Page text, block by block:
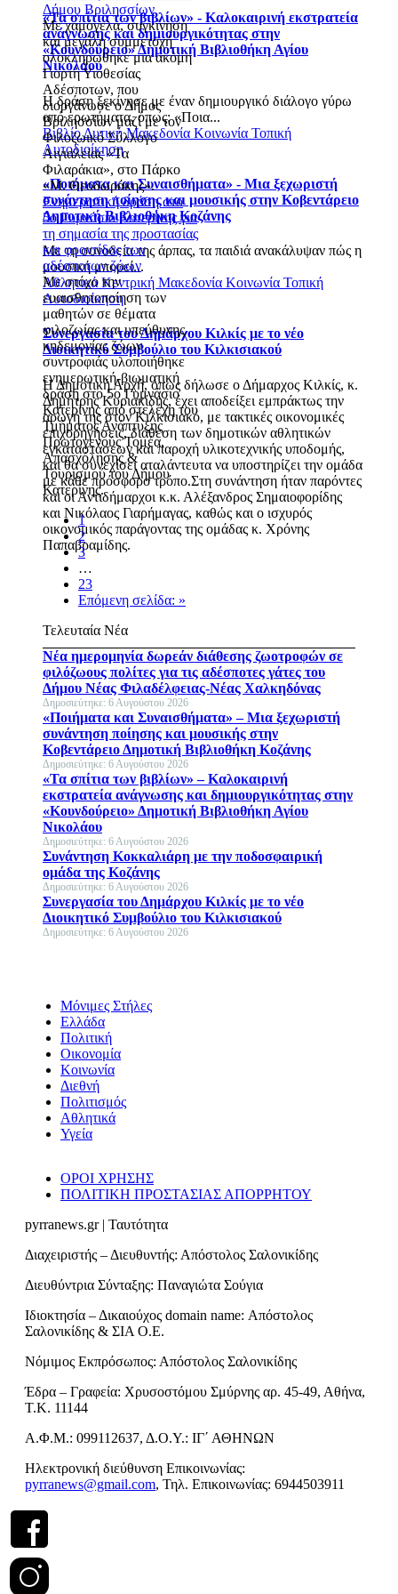
«Τα σπίτια των βιβλίων» - Καλοκαιρινή εκστρατεία
ανάγνωσης και δημιουργικότητας στην
«Κουνδούρειο» Δημοτική Βιβλιοθήκη Αγίου
Νικολάου
Η δράση ξεκίνησε με έναν δημιουργικό διάλογο γύρω
από ερωτήματα, όπως: «Ποια...
ΒιβλίοΔυτική Μακεδονία Κοινωνία Τοπική
Αυτοδιοίκηση
«Ποιήματα και Συναισθήματα» - Μια ξεχωριστή
συνάντηση ποίησης και μουσικής στην Κοβεντάρειο
Δημοτική Βιβλιοθήκη Κοζάνης
Με τη συνοδεία της άρπας, τα παιδιά ανακάλυψαν πώς η
μουσική μπορεί...
ΑθλητικάΚεντρική Μακεδονία Κοινωνία Τοπική
Αυτοδιοίκηση
Συνεργασία του Δημάρχου Κιλκίς με το νέο
Διοικητικό Συμβούλιο του Κιλκισιακού
Η Δημοτική Αρχή, όπως δήλωσε ο Δήμαρχος Κιλκίς, κ.
Δημήτρης Κυριακίδης, έχει αποδείξει εμπράκτως την
αρωγή της στον Κιλκισιακό, με τακτικές οικονομικές
επιχορηγήσεις, διάθεση των δημοτικών αθλητικών
εγκαταστάσεων και παροχή υλικοτεχνικής υποδομής,
και θα συνεχίσει αταλάντευτα να υποστηρίζει την ομάδα
με κάθε πρόσφορο τρόπο.Στη συνάντηση ήταν παρόντες
και οι Αντιδήμαρχοι κ.κ. Αλέξανδρος Σημαιοφορίδης
και Νικόλαος Γιαρήμαγας, καθώς και ο ισχυρός
οικονομικός παράγοντας της ομάδας κ. Χρόνης
Παπαβραμίδης.
Δήμου Βριλησσίων
Με χαμόγελα, συγκίνηση
και μεγάλη συμμετοχή
ολοκληρώθηκε μια ακόμη
Γιορτή Υιοθεσίας
Αδέσποτων, που
διοργάνωσε ο Δήμος
Βριλησσίων μαζί με τον
Φιλοζωικό Σύλλογο
Αιγιαλείας «Τα
Φιλαράκια», στο Πάρκο
«Μ. Θεοδωράκης».
Ενημερωτική δράση στο
5ο Γυμνάσιο Κατερίνης για
τη σημασία της προστασίας
και φροντίδας των
αδέσποτων ζώων
Με στόχο την
ευαισθητοποίηση των
μαθητών σε θέματα
φιλοζωίας και υπεύθυνης
κηδεμονίας ζώων
συντροφιάς υλοποιήθηκε
ενημερωτική-βιωματική
δράση στο 5ο Γυμνάσιο
Κατερίνης από στελέχη του
Τμήματος Ανάπτυξης
Πρωτογενούς Τομέα,
Απασχόλησης &
Τουρισμού του Δήμου
Κατερίνης.
1
2
3
…
23
Επόμενη σελίδα: »
Τελευταία Νέα
Νέα ημερομηνία δωρεάν διάθεσης ζωοτροφών σε
φιλόζωους πολίτες για τις αδέσποτες γάτες του
Δήμου Νέας Φιλαδέλφειας-Νέας Χαλκηδόνας
Δημοσιεύτηκε: 6 Αυγούστου 2026
«Ποιήματα και Συναισθήματα» – Μια ξεχωριστή
συνάντηση ποίησης και μουσικής στην
Κοβεντάρειο Δημοτική Βιβλιοθήκη Κοζάνης
Δημοσιεύτηκε: 6 Αυγούστου 2026
«Τα σπίτια των βιβλίων» – Καλοκαιρινή
εκστρατεία ανάγνωσης και δημιουργικότητας στην
«Κουνδούρειο» Δημοτική Βιβλιοθήκη Αγίου
Νικολάου
Δημοσιεύτηκε: 6 Αυγούστου 2026
Συνάντηση Κοκκαλιάρη με την ποδοσφαιρική
ομάδα της Κοζάνης
Δημοσιεύτηκε: 6 Αυγούστου 2026
Συνεργασία του Δημάρχου Κιλκίς με το νέο
Διοικητικό Συμβούλιο του Κιλκισιακού
Δημοσιεύτηκε: 6 Αυγούστου 2026
Μόνιμες Στήλες
Ελλάδα
Πολιτική
Οικονομία
Κοινωνία
Διεθνή
Πολιτισμός
Αθλητικά
Υγεία
ΟΡΟΙ ΧΡΗΣΗΣ
ΠΟΛΙΤΙΚΗ ΠΡΟΣΤΑΣΙΑΣ ΑΠΟΡΡΗΤΟΥ
pyrranews.gr | Ταυτότητα
Διαχειριστής – Διευθυντής: Απόστολος Σαλονικίδης
Διευθύντρια Σύνταξης: Παναγιώτα Σούγια
Ιδιοκτησία – Δικαιούχος domain name: Απόστολος
Σαλονικίδης & ΣΙΑ Ο.Ε.
Νόμιμος Εκπρόσωπος: Απόστολος Σαλονικίδης
Έδρα – Γραφεία: Χρυσοστόμου Σμύρνης αρ. 45-49, Αθήνα,
Τ.Κ. 11144
Α.Φ.Μ.: 099112637, Δ.Ο.Υ.: ΙΓ΄ ΑΘΗΝΩΝ
Ηλεκτρονική διεύθυνση Επικοινωνίας:
pyrranews@gmail.com, Τηλ. Επικοινωνίας: 6944503911